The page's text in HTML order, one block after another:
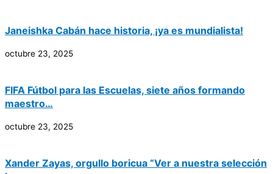
Janeishka Cabán hace historia, ¡ya es mundialista!
octubre 23, 2025
FIFA Fútbol para las Escuelas, siete años formando
maestro…
octubre 23, 2025
Xander Zayas, orgullo boricua “Ver a nuestra selección